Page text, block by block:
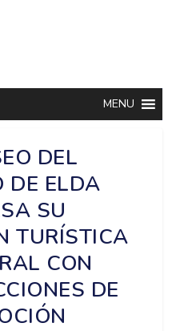
MENU
DEL
DE ELDA
SU
TURÍSTICA
CON
DE